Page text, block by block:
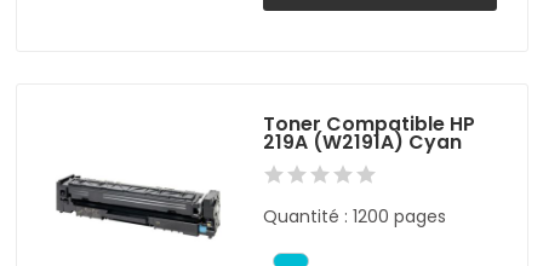
Toner Compatible HP
219A (W2191A) Cyan
Quantité : 1200 pages